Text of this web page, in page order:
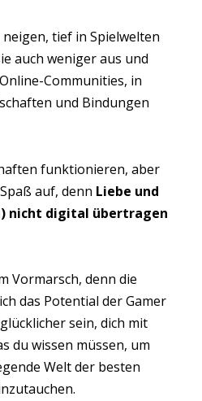
tief in Spielwelten
auch weniger aus und
Communities, in
und Bindungen
funktionieren, aber
auf, denn Liebe und
nicht digital übertragen
Vormarsch, denn die
das Potential der Gamer
sein, dich mit
du wissen müssen, um
Welt der besten